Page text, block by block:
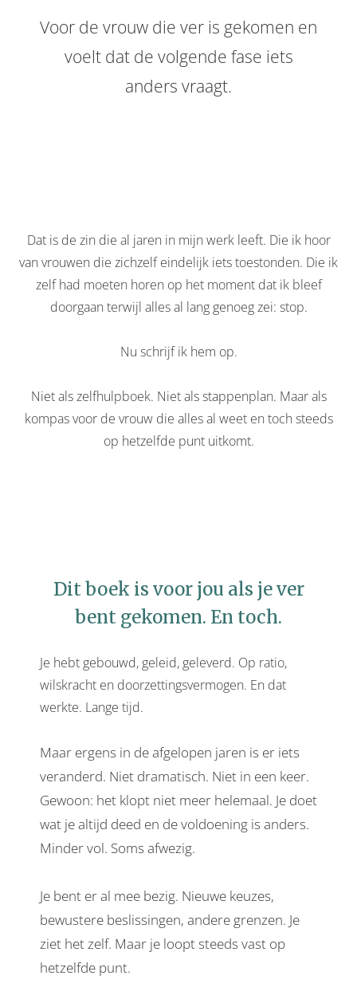
Voor de vrouw die ver is gekomen en
voelt dat de volgende fase iets
anders vraagt.
Dat is de zin die al jaren in mijn werk leeft. Die ik hoor
van vrouwen die zichzelf eindelijk iets toestonden. Die ik
zelf had moeten horen op het moment dat ik bleef
doorgaan terwijl alles al lang genoeg zei: stop.
Nu schrijf ik hem op.
Niet als zelfhulpboek. Niet als stappenplan. Maar als
kompas voor de vrouw die alles al weet en toch steeds
op hetzelfde punt uitkomt.
Dit boek is voor jou als je ver
bent gekomen. En toch.
Je hebt gebouwd, geleid, geleverd. Op ratio,
wilskracht en doorzettingsvermogen. En dat
werkte. Lange tijd.
Maar ergens in de afgelopen jaren is er iets
veranderd. Niet dramatisch. Niet in een keer.
Gewoon: het klopt niet meer helemaal. Je doet
wat je altijd deed en de voldoening is anders.
Minder vol. Soms afwezig.
Je bent er al mee bezig. Nieuwe keuzes,
bewustere beslissingen, andere grenzen. Je
ziet het zelf. Maar je loopt steeds vast op
hetzelfde punt.
kan de
van
op
de
Hierdoor
website-